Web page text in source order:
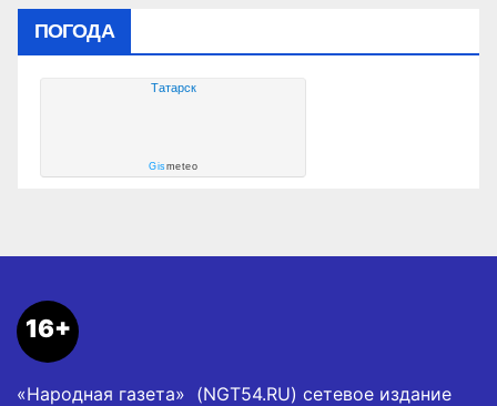
ПОГОДА
Татарск
Gismeteo
16+
«Народная газета» (NGT54.RU) сетевое издание